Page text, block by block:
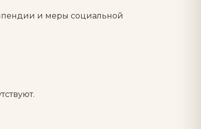
и меры социальной